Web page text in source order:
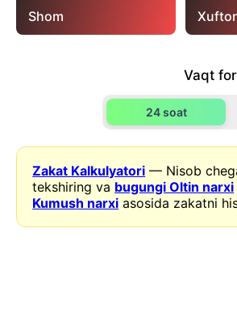
Shom
Vaqt
24 soat
Zakat Kalkulyatori — Nisob
tekshiring va bugungi Oltin narxi
Kumush narxi asosida zakatni